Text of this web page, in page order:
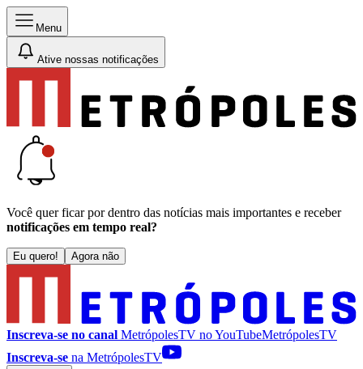
Menu
Ative nossas notificações
Você quer ficar por dentro das notícias mais importantes e receber
notificações em tempo real?
Eu quero! Agora não
Inscreva-se no canal MetrópolesTV noYouTubeMetrópolesTV
Inscreva-se na MetrópolesTV